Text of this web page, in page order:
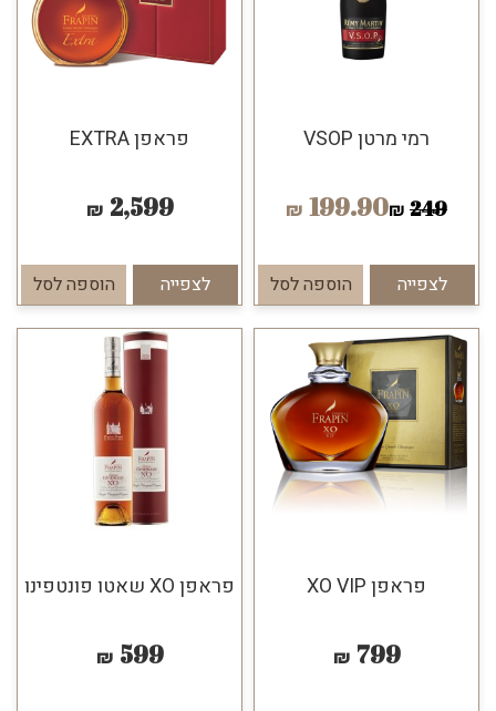
רמי מרטן VSOP
249
₪
199.90
₪
לצפייה הוספה לסל
פראפן EXTRA
2,599
₪
לצפייה הוספה לסל
פראפן XO VIP
799
₪
פראפן XO שאטו פונטפינו
599
₪